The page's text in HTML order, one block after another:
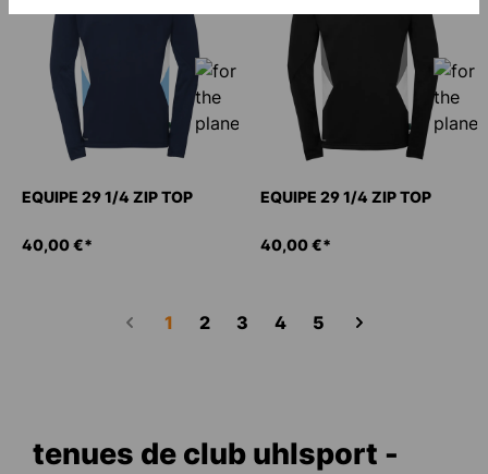
EQUIPE 29 1/4 ZIP TOP
40,00 €*
EQUIPE 29 1/4 ZIP TOP
40,00 €*
Page
1 Page
2 Page
3 Page
4 Page
5
tenues de club uhlsport -